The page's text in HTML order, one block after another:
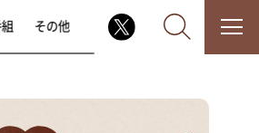
その他